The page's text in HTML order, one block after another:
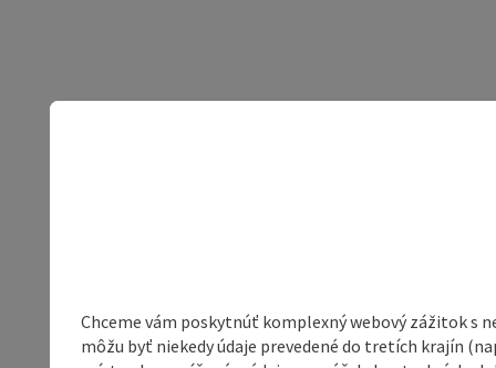
Chceme vám poskytnúť komplexný webový zážitok s
môžu byť niekedy údaje prevedené do tretích krajín